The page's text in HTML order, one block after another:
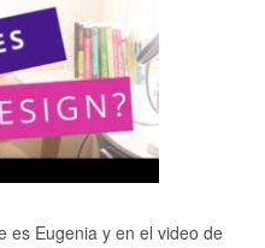
es Eugenia y en el video de